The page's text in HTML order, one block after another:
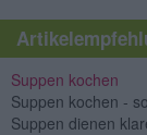
Suppen kochen
Suppen kochen -
Suppen dienen